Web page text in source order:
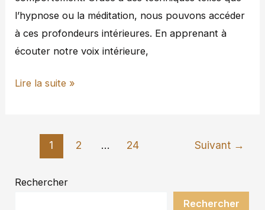
l’hypnose ou la méditation, nous pouvons accéder
à ces profondeurs intérieures. En apprenant à
écouter notre voix intérieure,
Lire la suite »
1 2 … 24 Suivant →
Rechercher
Rechercher